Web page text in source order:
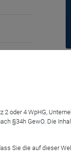
ist
oder 4 WpHG,
§34h GewO. Die
Sie die auf dieser